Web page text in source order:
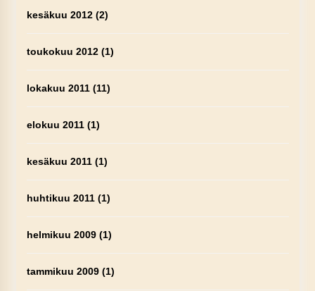
kesäkuu 2012(2)
toukokuu 2012(1)
lokakuu 2011(11)
elokuu 2011(1)
kesäkuu 2011(1)
huhtikuu 2011(1)
helmikuu 2009(1)
tammikuu 2009(1)